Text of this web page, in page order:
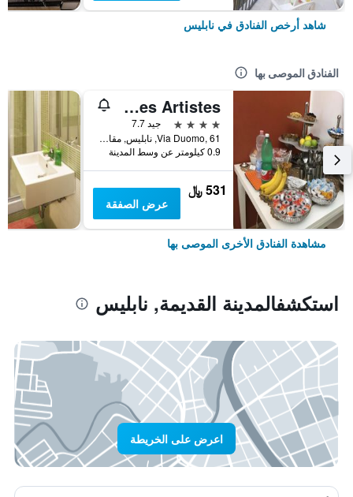
شاهد أرخص الفنادق في نابليس
الفنادق الموصى بها
Hotel Des Artistes
4 نجوم
جيد 7.7
Via Duomo, 61, نابليس, مقاطعة نابولي, إيطاليا
0.9 كيلومتر عن وسط المدينة
531 ﷼
عرض الصفقة
مشاهدة الفنادق الأخرى الموصى بها
استكشفالمدينة القديمة, نابليس
اعرض على الخريطة